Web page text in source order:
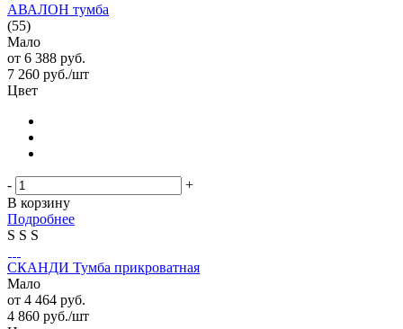
АВАЛОН тумба
(55)
Мало
от 6 388 руб.
7 260 руб./шт
Цвет
-
+
В корзину
Подробнее
S S S
СКАНДИ Тумба прикроватная
Мало
от 4 464 руб.
4 860 руб./шт